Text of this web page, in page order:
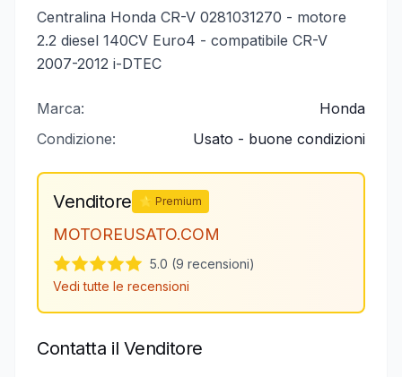
Centralina Honda CR-V 0281031270 - motore
2.2 diesel 140CV Euro4 - compatibile CR-V
2007-2012 i-DTEC
Marca:
Honda
Condizione:
Usato - buone condizioni
Venditore ⭐ Premium
MOTOREUSATO.COM
5.0 (9 recensioni)
Vedi tutte le recensioni
Contatta il Venditore